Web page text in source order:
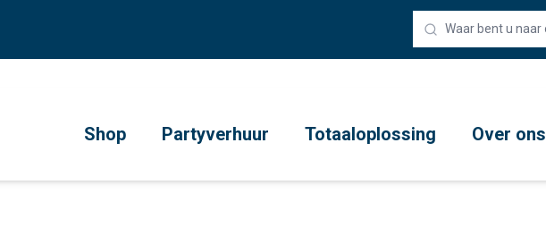
Shop Partyverhuur Totaaloplossing Over ons